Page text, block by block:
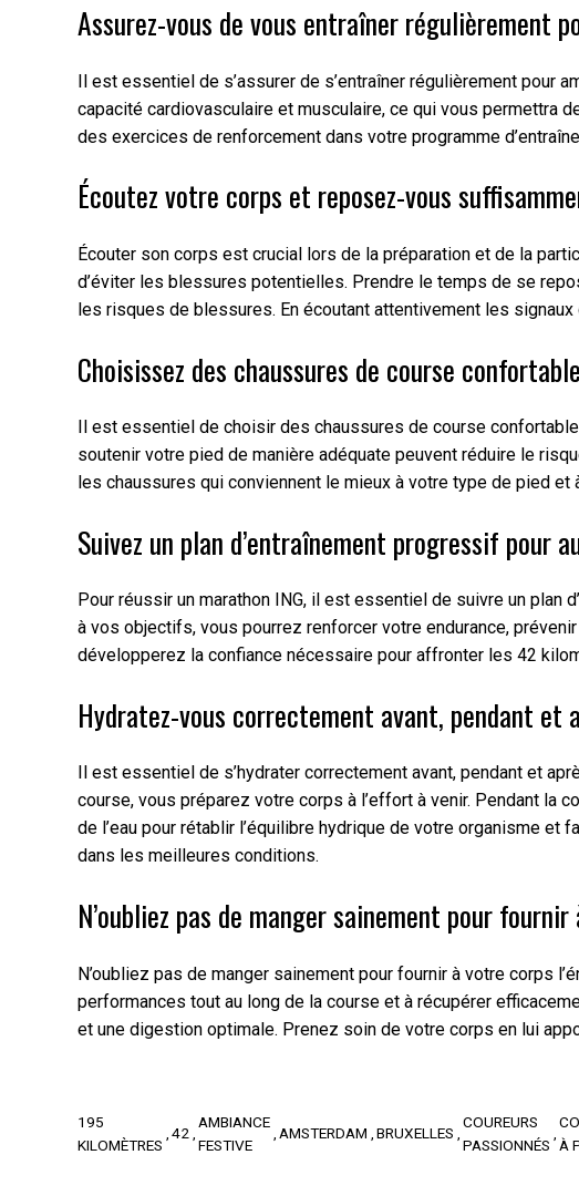
Assurez-vous de vous entraîner régulièrement
Il est essentiel de s’assurer de s’entraîner régulièrement pour
capacité cardiovasculaire et musculaire, ce qui vous permettra
des exercices de renforcement dans votre programme
Écoutez votre corps et reposez-vous
Écouter son corps est crucial lors de la préparation et de la
d’éviter les blessures potentielles. Prendre le temps de se
les risques de blessures. En écoutant attentivement les
Choisissez des chaussures de course
Il est essentiel de choisir des chaussures de course
soutenir votre pied de manière adéquate peuvent réduire le
les chaussures qui conviennent le mieux à votre type de pied
Suivez un plan d’entraînement progressif pour
Pour réussir un marathon ING, il est essentiel de suivre un plan
à vos objectifs, vous pourrez renforcer votre endurance,
développerez la confiance nécessaire pour affronter les 42
Hydratez-vous correctement avant, pendant et
Il est essentiel de s’hydrater correctement avant, pendant et
course, vous préparez votre corps à l’effort à venir. Pendant la
de l’eau pour rétablir l’équilibre hydrique de votre organisme
dans les meilleures conditions.
N’oubliez pas de manger sainement pour
N’oubliez pas de manger sainement pour fournir à votre corps
performances tout au long de la course et à récupérer
et une digestion optimale. Prenez soin de votre corps en lui
195
KILOMÈTRES
42
AMBIANCE
FESTIVE
AMSTERDAM BRUXELLES
COUREURS
PASSIONNÉS
À